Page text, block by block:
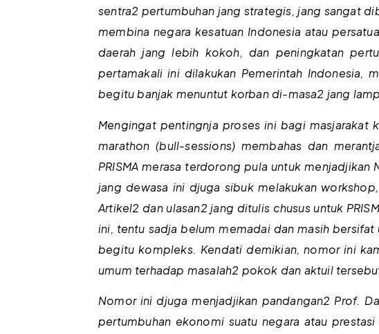
sentra2 pertumbuhan jang strategis, jang sangat
membina negara kesatuan Indonesia atau
daerah jang lebih kokoh, dan peningkatan
pertamakali ini dilakukan Pemerintah Indonesia,
begitu banjak menuntut korban di-masa2 jang
Mengingat pentingnja proses ini bagi masjarakat
marathon (bull-sessions) membahas dan
PRISMA merasa terdorong pula untuk
jang dewasa ini djuga sibuk melakukan
Artikel2 dan ulasan2 jang ditulis chusus untuk
ini, tentu sadja belum memadai dan masih
begitu kompleks. Kendati demikian, nomor ini
umum terhadap masalah2 pokok dan aktuil
Nomor ini djuga menjadjikan pandangan2 Prof.
pertumbuhan ekonomi suatu negara atau